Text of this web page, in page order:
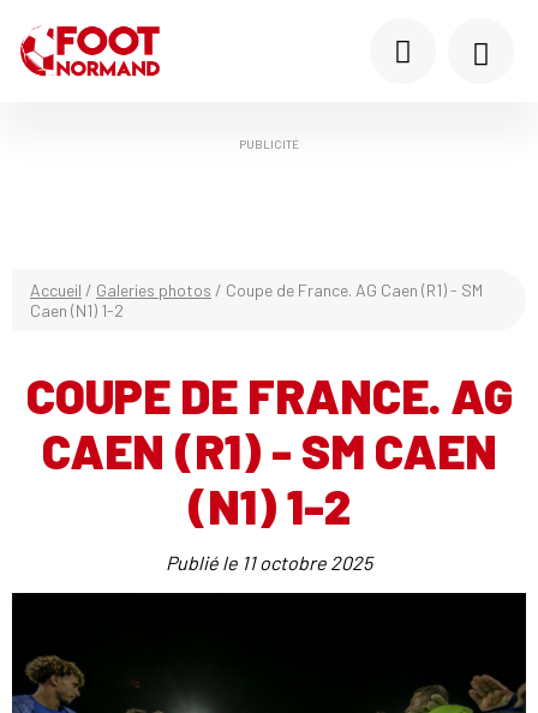
PUBLICITÉ
Accueil / Galeries photos / Coupe de France. AG Caen (R1) - SM
Caen (N1) 1-2
COUPE DE FRANCE. AG
CAEN (R1) - SM CAEN
(N1) 1-2
Publié le 11 octobre 2025